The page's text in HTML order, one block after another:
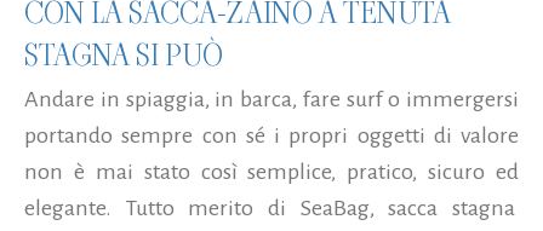
CON LA SACCA-ZAINO A TENUTA
STAGNA SI PUÒ
Andare in spiaggia, in barca, fare surf o immergersi
portando sempre con sé i propri oggetti di valore
non è mai stato così semplice, pratico, sicuro ed
elegante. Tutto merito di SeaBag, sacca stagna